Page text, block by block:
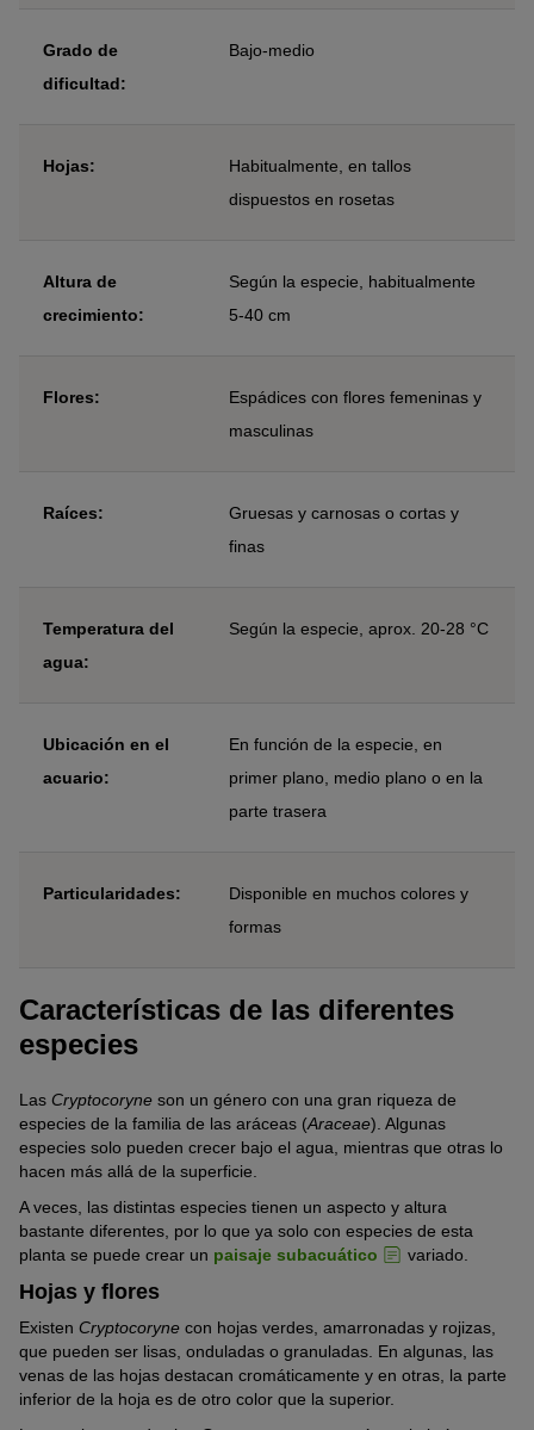
Grado de
dificultad:
Bajo-medio
Hojas:
Habitualmente, en tallos
dispuestos en rosetas
Altura de
crecimiento:
Según la especie, habitualmente
5-40 cm
Flores:
Espádices con flores femeninas y
masculinas
Raíces:
Gruesas y carnosas o cortas y
finas
Temperatura del
agua:
Según la especie, aprox. 20-28 °C
Ubicación en el
acuario:
En función de la especie, en
primer plano, medio plano o en la
parte trasera
Particularidades:
Disponible en muchos colores y
formas
Características de las diferentes
especies
Las Cryptocoryne son un género con una gran riqueza de
especies de la familia de las aráceas (Araceae). Algunas
especies solo pueden crecer bajo el agua, mientras que otras lo
hacen más allá de la superficie.
A veces, las distintas especies tienen un aspecto y altura
bastante diferentes, por lo que ya solo con especies de esta
planta se puede crear un paisaje subacuático variado.
Hojas y flores
Existen Cryptocoryne con hojas verdes, amarronadas y rojizas,
que pueden ser lisas, onduladas o granuladas. En algunas, las
venas de las hojas destacan cromáticamente y en otras, la parte
inferior de la hoja es de otro color que la superior.